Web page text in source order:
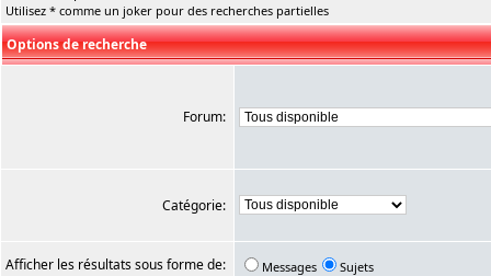
Utilisez * comme un joker pour des recherches partielles
Options de recherche
Forum:
Catégorie:
Afficher les résultats sous forme de: Messages Sujets